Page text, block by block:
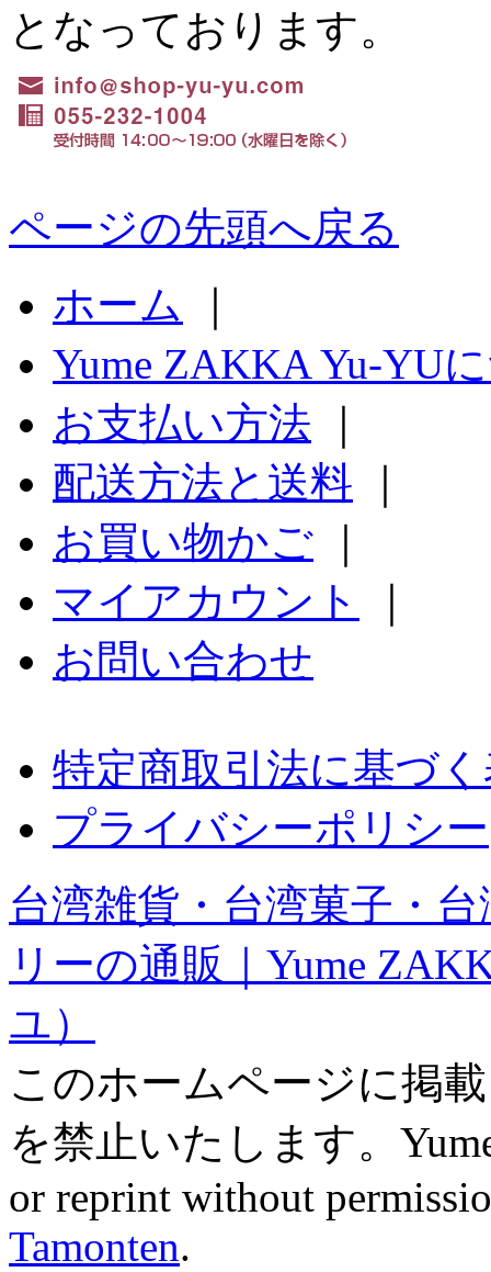
となっております。
ページの先頭へ戻る
ホーム
Yume ZAKKA Yu-YU
お支払い方法
配送方法と送料
お買い物かご
マイアカウント
お問い合わせ
特定商取引法に基づ
プライバシーポリシー
台湾雑貨・台湾菓子・
リーの通販｜Yume
ユ）
このホームページに掲
を禁止いたします。
or reprint without
Tamonten.